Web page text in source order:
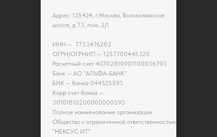
Адрес: 125424, г.Москва, Волоколамское
шоссе, д.73, пом. 2/1
ИНН — 7733476202
ОГРН/ОГРНИП — 1257700445320
Расчетный счет 40702810901100036793
Банк — АО "АЛЬФА-БАНК"
БИК — банка 044525593
Корр счет банка —
30101810200000000593
Полное наименование организации
Общество с ограниченной ответственностью
“НЕКСУС ИТ”